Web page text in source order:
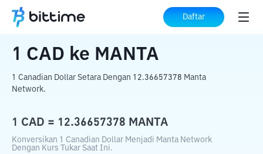
Daftar
Beranda Konverter Kripto ke MANTA
1 CAD ke MANTA
1 Canadian Dollar Setara Dengan 12.36657378 Manta
Network.
1 CAD = 12.36657378 MANTA
Konversikan 1 Canadian Dollar Menjadi Manta Network
Dengan Kurs Tukar Saat Ini.